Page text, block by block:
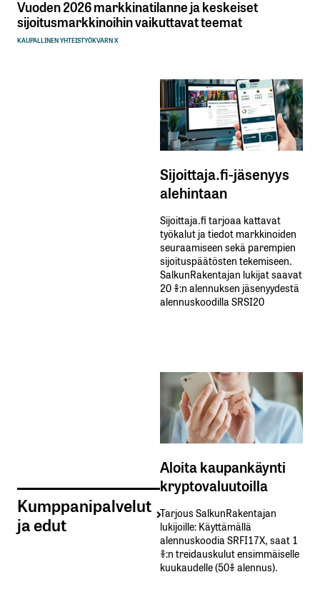
Vuoden 2026 markkinatilanne ja keskeiset
sijoitusmarkkinoihin vaikuttavat teemat
KAUPALLINEN YHTEISTYÖKVARN X
Kumppanipalvelut
ja edut
Sijoittaja.fi-jäsenyys
alehintaan
Sijoittaja.fi tarjoaa kattavat
työkalut ja tiedot markkinoiden
seuraamiseen sekä parempien
sijoituspäätösten tekemiseen.
SalkunRakentajan lukijat saavat
20 %:n alennuksen jäsenyydestä
alennuskoodilla SRSI20
Aloita kaupankäynti
kryptovaluutoilla
Tarjous SalkunRakentajan
lukijoille: Käyttämällä​ ​
alennuskoodia​ ​SRFI17X,​ ​saat​ ​1
%:n treidauskulut​ ​ensimmäiselle​ ​
kuukaudelle​ ​(50%​ ​alennus).